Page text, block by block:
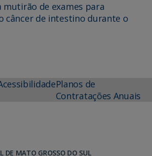
mutirão de exames para
câncer de intestino durante o
Planos de
Contratações Anuais
DE MATO GROSSO DO SUL